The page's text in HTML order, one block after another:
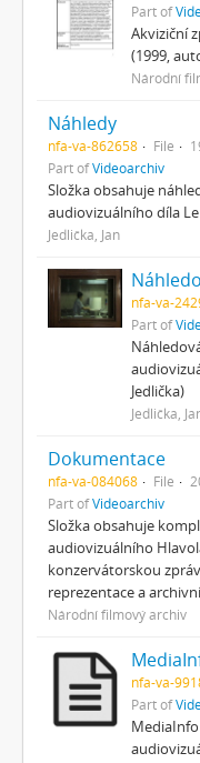
Part of
Akviziční
(1999,
Národní
Náhledy
nfa-va-862658 File
Part ofVideoarchiv
Složka obsahuje
audiovizuálního díla Le
Jedlička, Jan
nfa-va-
Part of
Jedlička)
Jedlička,
Dokumentace
nfa-va-084068 File
Part ofVideoarchiv
Složka obsahuje
audiovizuálního
konzervátorskou
reprezentace a
Národní filmový archiv
nfa-va-
Part of